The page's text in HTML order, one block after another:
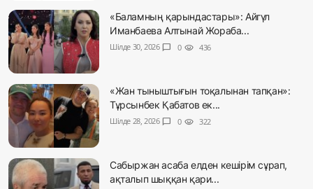
«Баламның қарындастары»: Айгүл
Иманбаева Алтынай Жораба...
Шілде 30, 2026 chat_bubble 0 visibility 436
«Жан тыныштығын тоқалынан тапқан»:
Тұрсынбек Қабатов ек...
Шілде 28, 2026 chat_bubble 0 visibility 322
Сабыржан асаба елден кешірім сұрап,
ақталып шыққан қари...